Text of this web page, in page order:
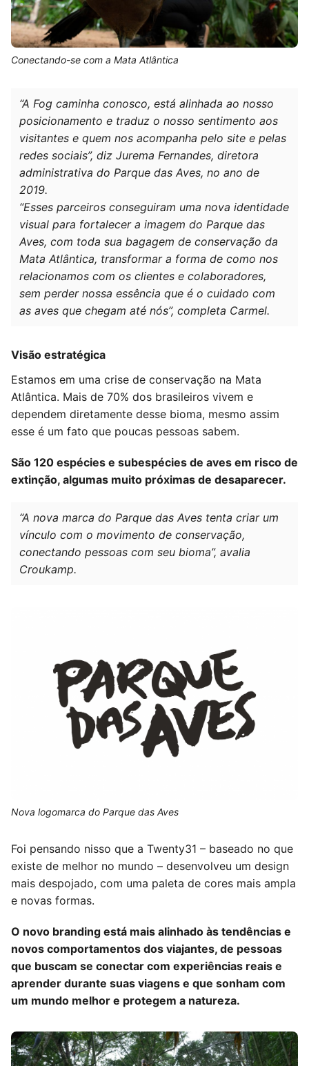
Conectando-se com a Mata Atlântica
“A Fog caminha conosco, está alinhada ao nosso
posicionamento e traduz o nosso sentimento aos
visitantes e quem nos acompanha pelo site e pelas
redes sociais”, diz Jurema Fernandes, diretora
administrativa do Parque das Aves, no ano de
2019.
“Esses parceiros conseguiram uma nova identidade
visual para fortalecer a imagem do Parque das
Aves, com toda sua bagagem de conservação da
Mata Atlântica, transformar a forma de como nos
relacionamos com os clientes e colaboradores,
sem perder nossa essência que é o cuidado com
as aves que chegam até nós”, completa Carmel.
Visão estratégica
Estamos em uma crise de conservação na Mata
Atlântica. Mais de 70% dos brasileiros vivem e
dependem diretamente desse bioma, mesmo assim
esse é um fato que poucas pessoas sabem.
São 120 espécies e subespécies de aves em risco de
extinção, algumas muito próximas de desaparecer.
“A nova marca do Parque das Aves tenta criar um
vínculo com o movimento de conservação,
conectando pessoas com seu bioma”, avalia
Croukamp.
Nova logomarca do Parque das Aves
Foi pensando nisso que a Twenty31 – baseado no que
existe de melhor no mundo – desenvolveu um design
mais despojado, com uma paleta de cores mais ampla
e novas formas.
O novo branding está mais alinhado às tendências e
novos comportamentos dos viajantes, de pessoas
que buscam se conectar com experiências reais e
aprender durante suas viagens e que sonham com
um mundo melhor e protegem a natureza.